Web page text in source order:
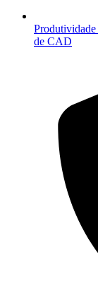
Produtividade
de CAD